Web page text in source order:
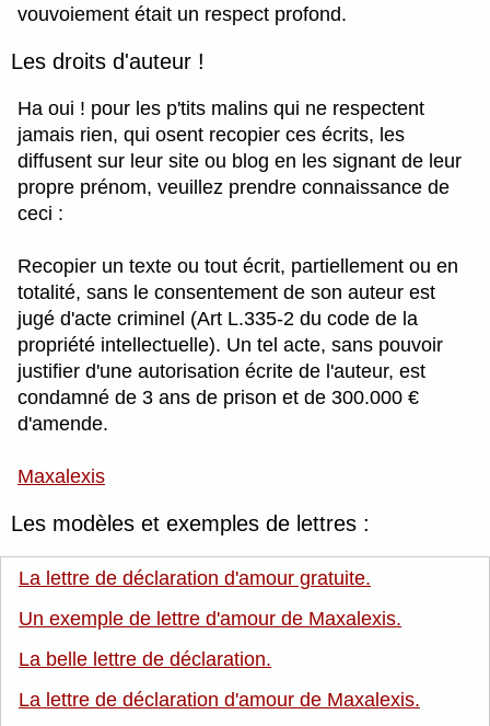
vouvoiement était un respect profond.
Les droits d'auteur !
Ha oui ! pour les p'tits malins qui ne respectent
jamais rien, qui osent recopier ces écrits, les
diffusent sur leur site ou blog en les signant de leur
propre prénom, veuillez prendre connaissance de
ceci :
Recopier un texte ou tout écrit, partiellement ou en
totalité, sans le consentement de son auteur est
jugé d'acte criminel (Art L.335-2 du code de la
propriété intellectuelle). Un tel acte, sans pouvoir
justifier d'une autorisation écrite de l'auteur, est
condamné de 3 ans de prison et de 300.000 €
d'amende.
Maxalexis
Les modèles et exemples de lettres :
La lettre de déclaration d'amour gratuite.
Un exemple de lettre d'amour de Maxalexis.
La belle lettre de déclaration.
La lettre de déclaration d'amour de Maxalexis.